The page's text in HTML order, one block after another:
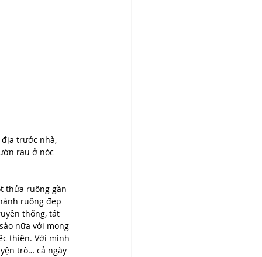
trước nhà,
rau ở nóc
thửa ruộng gần
ruộng đẹp
thống, tát
nữa với mong
thiện. Với mình
trò… cả ngày